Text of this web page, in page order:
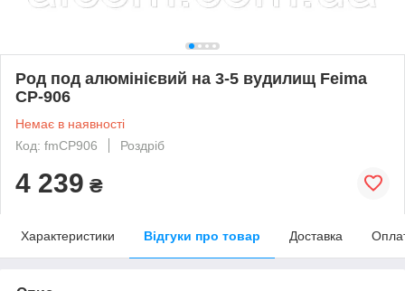
Род под алюмінієвий на 3-5 вудилищ Feima
CP-906
Немає в наявності
Код: fmСР906
Роздріб
4 239 ₴
Характеристики Відгуки про товар Доставка